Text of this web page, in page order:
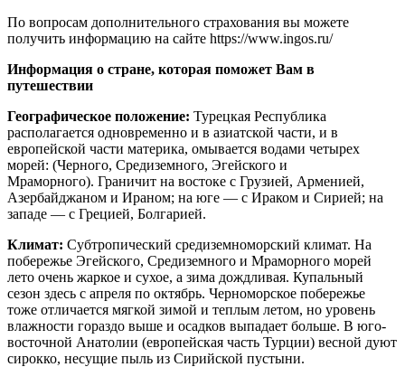
По вопросам дополнительного страхования вы можете
получить информацию на сайте https://www.ingos.ru/
Информация о стране, которая поможет Вам в
путешествии
Географическое положение: Турецкая Республика
располагается одновременно и в азиатской части, и в
европейской части материка, омывается водами четырех
морей: (Черного, Средиземного, Эгейского и
Мраморного). Граничит на востоке с Грузией, Арменией,
Азербайджаном и Ираном; на юге — с Ираком и Сирией; на
западе — с Грецией, Болгарией.
Климат: Субтропический средиземноморский климат. На
побережье Эгейского, Средиземного и Мраморного морей
лето очень жаркое и сухое, а зима дождливая. Купальный
сезон здесь с апреля по октябрь. Черноморское побережье
тоже отличается мягкой зимой и теплым летом, но уровень
влажности гораздо выше и осадков выпадает больше. В юго-
восточной Анатолии (европейская часть Турции) весной дуют
сирокко, несущие пыль из Сирийской пустыни.